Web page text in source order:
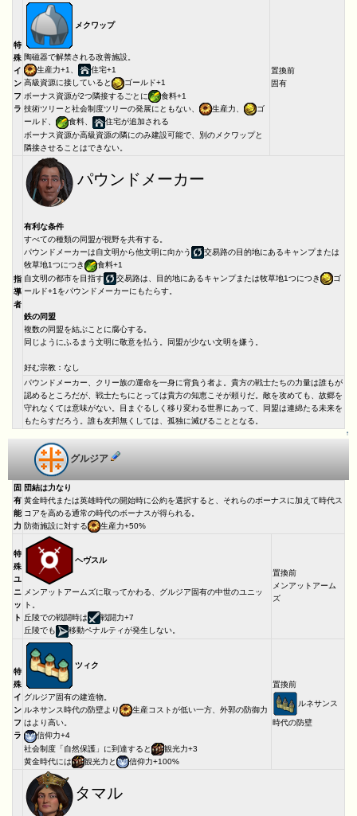
特
殊
イ
ン
フ
ラ
メクワップ
陶磁器で解禁される改善施設。
生産力+1、
住宅+1
高級資源に接していると
ゴールド+1
ボーナス資源が2つ隣接するごとに
食料+1
技術ツリーと社会制度ツリーの発展にともない、
生産力、
ゴ
ールド、
食料、
住宅が追加される
ボーナス資源か高級資源の隣にのみ建設可能で、別のメクワップと
隣接させることはできない。
置換前
固有
指
導
者
パウンドメーカー
有利な条件
すべての種類の同盟が視野を共有する。
パウンドメーカーは自文明から他文明に向かう
交易路の目的地にあるキャンプまたは
牧草地1つにつき
食料+1
自文明の都市を目指す
交易路は、目的地にあるキャンプまたは牧草地1つにつき
ゴ
ールド+1をパウンドメーカーにもたらす。
鉄の同盟
複数の同盟を結ぶことに腐心する。
同じようにふるまう文明に敬意を払う。同盟が少ない文明を嫌う。
好む宗教：なし
パウンドメーカー、クリー族の運命を一身に背負う者よ。貴方の戦士たちの力量は誰もが
認めるところだが、戦士たちにとっては貴方の知恵こそが頼りだ。敵を攻めても、故郷を
守れなくては意味がない。目まぐるしく移り変わる世界にあって、同盟は連綿たる未来を
もたらすだろう。誰も友邦無くしては、孤独に滅びることとなる。
↑
グルジア
固
有
能
力
団結は力なり
黄金時代または英雄時代の開始時に公約を選択すると、それらのボーナスに加えて時代ス
コアを高める通常の時代のボーナスが得られる。
防衛施設に対する
生産力+50%
特
殊
ユ
ニ
ッ
ト
ヘヴスル
メンアットアームズに取ってかわる、グルジア固有の中世のユニッ
ト。
丘陵での戦闘時は
戦闘力+7
丘陵でも
移動ペナルティが発生しない。
置換前
メンアットアーム
ズ
特
殊
イ
ン
フ
ラ
ツィク
グルジア固有の建造物。
ルネサンス時代の防壁より
生産コストが低い一方、外郭の防御力
はより高い。
信仰力+4
社会制度「自然保護」に到達すると
観光力+3
黄金時代には
観光力と 信仰力+100%
置換前
ルネサンス
時代の防壁
タマル